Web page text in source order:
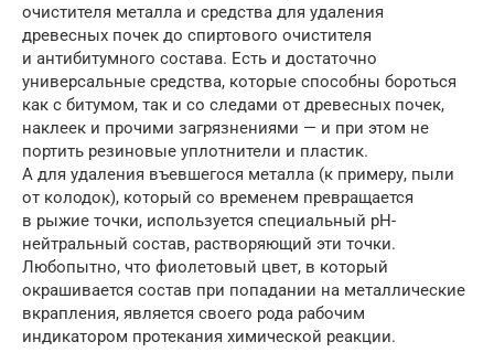
очистителя металла и средства для удаления
древесных почек до спиртового очистителя
и антибитумного состава. Есть и достаточно
универсальные средства, которые способны бороться
как с битумом, так и со следами от древесных почек,
наклеек и прочими загрязнениями — и при этом не
портить резиновые уплотнители и пластик.
А для удаления въевшегося металла (к примеру, пыли
от колодок), который со временем превращается
в рыжие точки, используется специальный рН-
нейтральный состав, растворяющий эти точки.
Любопытно, что фиолетовый цвет, в который
окрашивается состав при попадании на металлические
вкрапления, является своего рода рабочим
индикатором протекания химической реакции.